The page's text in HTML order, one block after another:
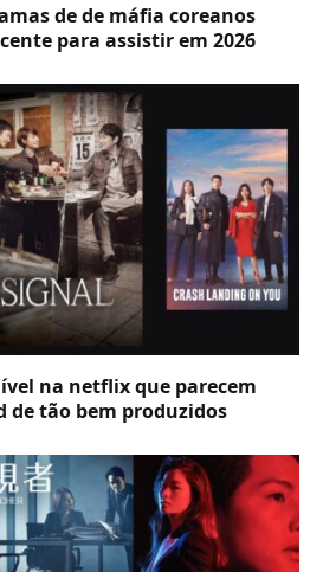
de de máfia coreanos
para assistir em 2026
na netflix que parecem
de tão bem produzidos